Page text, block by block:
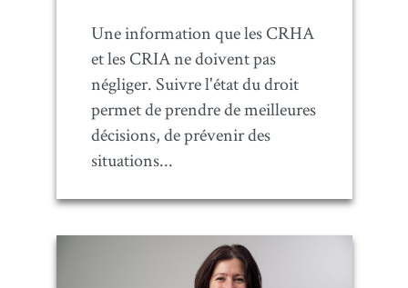
Une information que les CRHA
et les CRIA ne doivent pas
négliger. Suivre l'état du droit
permet de prendre de meilleures
décisions, de prévenir des
situations...